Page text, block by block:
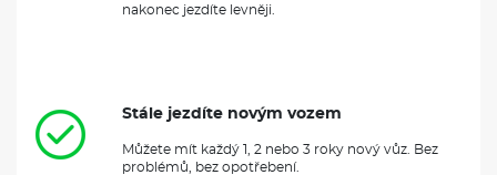
nakonec jezdíte levněji.
Stále jezdíte novým vozem
Můžete mít každý 1, 2 nebo 3 roky nový vůz. Bez
problémů, bez opotřebení.